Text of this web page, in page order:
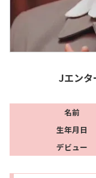
Jエンタ
名前
生年月日
デビュー